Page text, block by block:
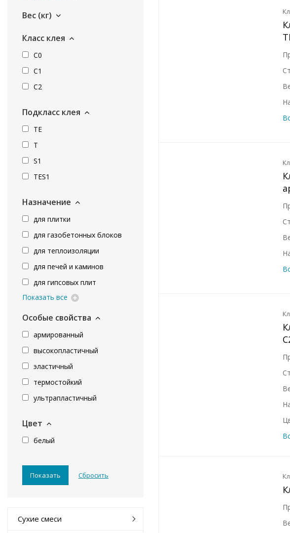
Вес (кг)
Класс клея
C0
C1
C2
Подкласс клея
TE
T
S1
ТЕS1
Назначение
для плитки
для газобетонных блоков
для теплоизоляции
для печей и каминов
для гипсовых плит
Показать все
Особые свойства
армированный
высокопластичный
эластичный
термостойкий
ультрапластичный
Цвет
белый
Сухие смеси